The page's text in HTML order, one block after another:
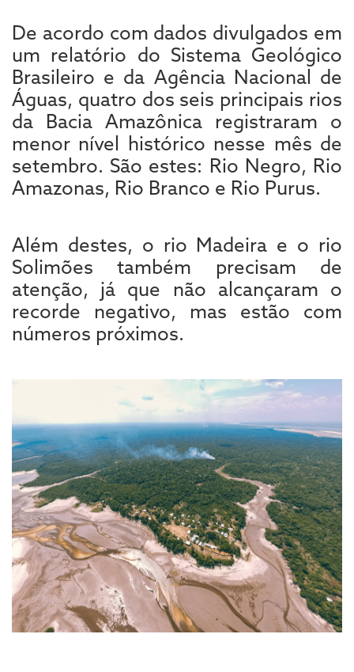
De acordo com dados divulgados em
um relatório do Sistema Geológico
Brasileiro e da Agência Nacional de
Águas, quatro dos seis principais rios
da Bacia Amazônica registraram o
menor nível histórico nesse mês de
setembro. São estes: Rio Negro, Rio
Amazonas, Rio Branco e Rio Purus.
Além destes, o rio Madeira e o rio
Solimões também precisam de
atenção, já que não alcançaram o
recorde negativo, mas estão com
números próximos.